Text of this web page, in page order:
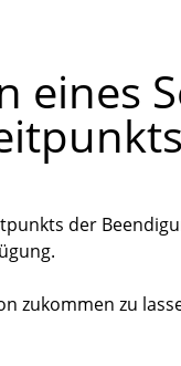
eines
der
zukommen zu